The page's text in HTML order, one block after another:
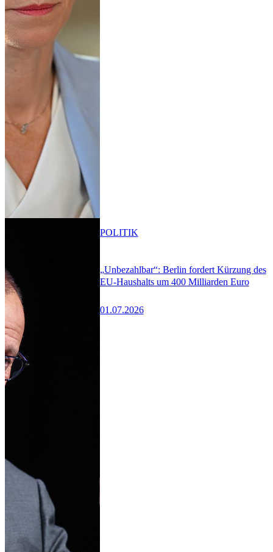
„Unbezahlbar“: Berlin fordert Kürzung des
EU-Haushalts um 400 Milliarden Euro
01.07.2026
POLITIK